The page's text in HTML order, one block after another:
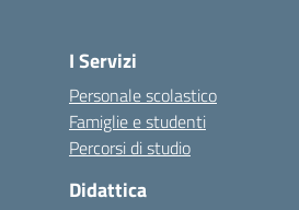
I Servizi
Personale scolastico
Famiglie e studenti
Percorsi di studio
Didattica